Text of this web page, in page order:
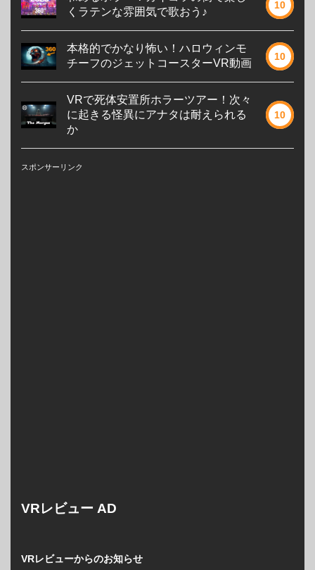
くラテンな雰囲気で歌おう♪
10
本格的でかなり怖い！ハロウィンモ
チーフのジェットコースターVR動画
10
VRで死体安置所ホラーツアー！次々
に起きる怪異にアナタは耐えられる
か
10
スポンサーリンク
VRレビュー AD
VRレビューからのお知らせ